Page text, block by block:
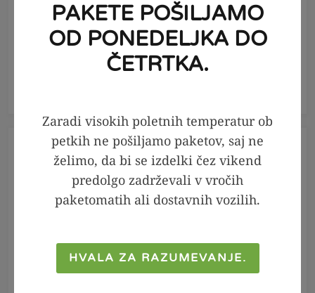
PRIPRAVI
20 minut
3
PAKETE POŠILJAMO
OD PONEDELJKA DO
ČETRTKA.
Zaradi visokih poletnih temperatur ob
petkih ne pošiljamo paketov, saj ne
želimo, da bi se izdelki čez vikend
predolgo zadrževali v vročih
paketomatih ali dostavnih vozilih.
HVALA ZA RAZUMEVANJE.